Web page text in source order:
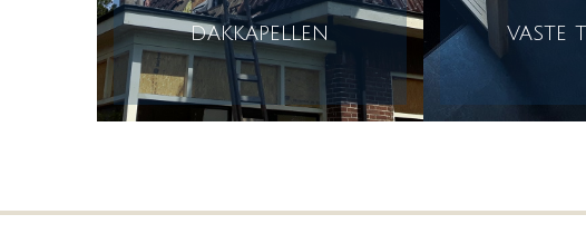
dakkapellen vaste